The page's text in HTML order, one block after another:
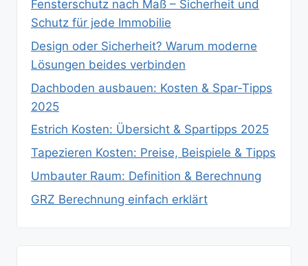
Fensterschutz nach Maß – Sicherheit und
Schutz für jede Immobilie
Design oder Sicherheit? Warum moderne
Lösungen beides verbinden
Dachboden ausbauen: Kosten & Spar‑Tipps
2025
Estrich Kosten: Übersicht & Spartipps 2025
Tapezieren Kosten: Preise, Beispiele & Tipps
Umbauter Raum: Definition & Berechnung
GRZ Berechnung einfach erklärt